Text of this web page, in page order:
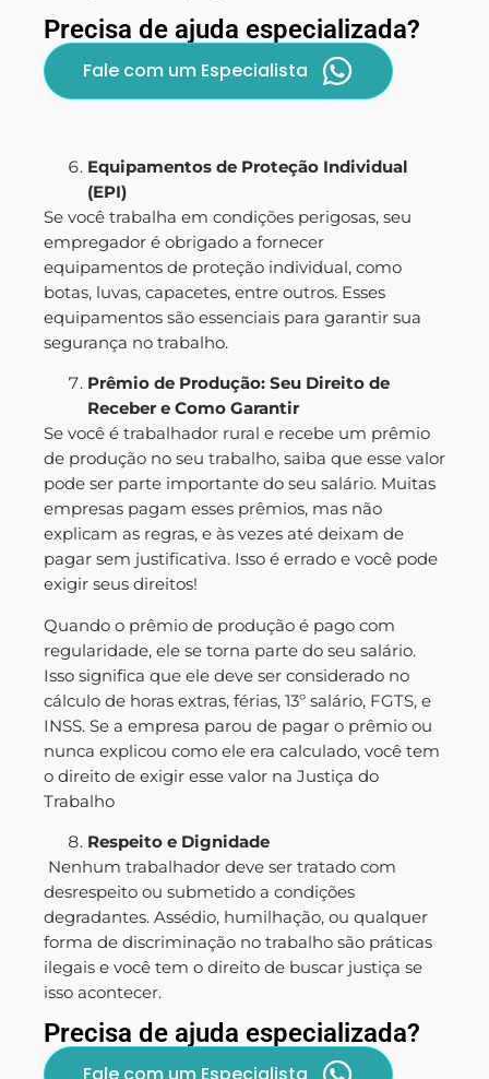
Precisa de ajuda especializada?
Fale com um Especialista
Equipamentos de Proteção Individual
(EPI)
Se você trabalha em condições perigosas, seu
empregador é obrigado a fornecer
equipamentos de proteção individual, como
botas, luvas, capacetes, entre outros. Esses
equipamentos são essenciais para garantir sua
segurança no trabalho.
Prêmio de Produção: Seu Direito de
Receber e Como Garantir
Se você é trabalhador rural e recebe um prêmio
de produção no seu trabalho, saiba que esse valor
pode ser parte importante do seu salário. Muitas
empresas pagam esses prêmios, mas não
explicam as regras, e às vezes até deixam de
pagar sem justificativa. Isso é errado e você pode
exigir seus direitos!
Quando o prêmio de produção é pago com
regularidade, ele se torna parte do seu salário.
Isso significa que ele deve ser considerado no
cálculo de horas extras, férias, 13º salário, FGTS, e
INSS. Se a empresa parou de pagar o prêmio ou
nunca explicou como ele era calculado, você tem
o direito de exigir esse valor na Justiça do
Trabalho
Respeito e Dignidade
Nenhum trabalhador deve ser tratado com
desrespeito ou submetido a condições
degradantes. Assédio, humilhação, ou qualquer
forma de discriminação no trabalho são práticas
ilegais e você tem o direito de buscar justiça se
isso acontecer.
Precisa de ajuda especializada?